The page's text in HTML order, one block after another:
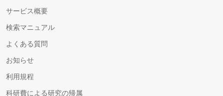
サービス概要
検索マニュアル
よくある質問
お知らせ
利用規程
科研費による研究の帰属